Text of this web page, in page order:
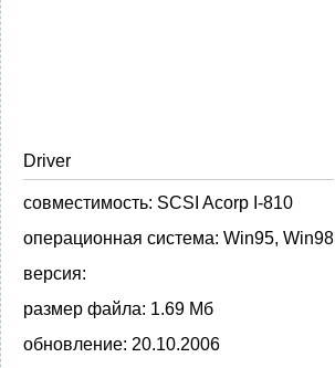
Driver
совместимость: SCSI Acorp I-810
операционная система: Win95, Win98
версия:
размер файла: 1.69 Мб
обновление: 20.10.2006